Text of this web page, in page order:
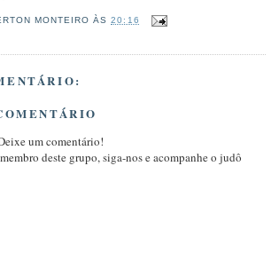
MONTEIRO ÀS20:16
um comentário!
deste grupo, siga-nos e acompanhe o judô